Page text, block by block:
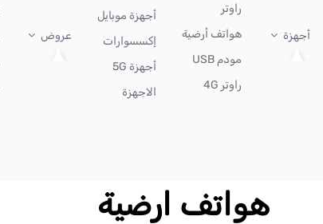
أجهزة
راوتر
هواتف أرضية
مودم USB
راوتر 4G
أجهزة موبايل
إكسسوارات
أجهزة 5G
الاجهزة
عروض
هواتف ارضية